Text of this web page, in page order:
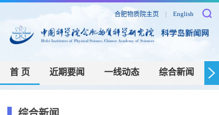
合肥物质院主页 | English
首 页 近期要闻 一线动态 综合新闻